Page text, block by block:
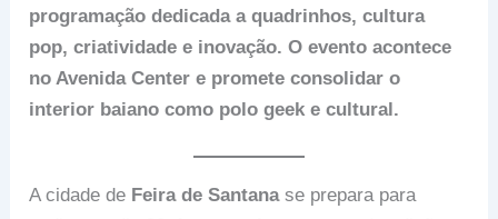
programação dedicada a quadrinhos, cultura
pop, criatividade e inovação. O evento acontece
no Avenida Center e promete consolidar o
interior baiano como polo geek e cultural.
A cidade de Feira de Santanase prepara para